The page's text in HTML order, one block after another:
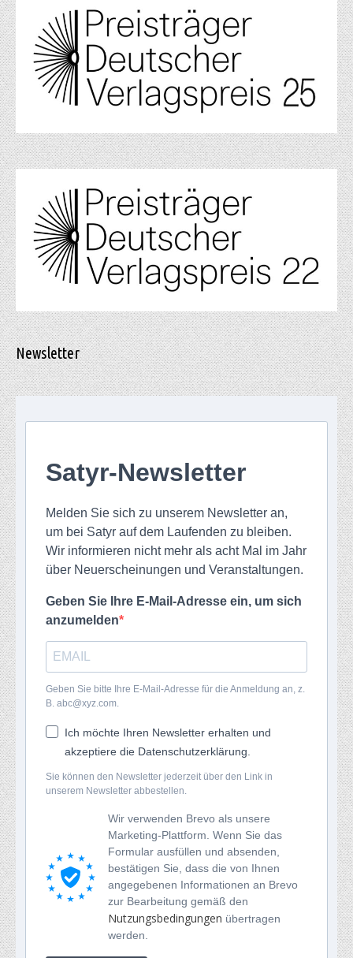
Newsletter
Satyr-Newsletter
Melden Sie sich zu unserem Newsletter an,
um bei Satyr auf dem Laufenden zu bleiben.
Wir informieren nicht mehr als acht Mal im Jahr
über Neuerscheinungen und Veranstaltungen.
Geben Sie Ihre E-Mail-Adresse ein, um sich
anzumelden
Geben Sie bitte Ihre E-Mail-Adresse für die Anmeldung an, z.
B. abc@xyz.com.
Ich möchte Ihren Newsletter erhalten und
akzeptiere die Datenschutzerklärung.
Sie können den Newsletter jederzeit über den Link in
unserem Newsletter abbestellen.
Wir verwenden Brevo als unsere
Marketing-Plattform. Wenn Sie das
Formular ausfüllen und absenden,
bestätigen Sie, dass die von Ihnen
angegebenen Informationen an Brevo
zur Bearbeitung gemäß den
Nutzungsbedingungen übertragen
werden.